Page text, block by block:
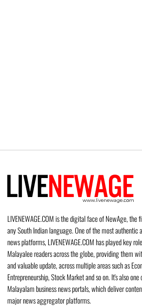
LIVENEWAGE.COM is the digital face of NewAge, the
any South Indian language. One of the most authentic
news platforms, LIVENEWAGE.COM has played key
Malayalee readers across the globe, providing them
and valuable update, across multiple areas such as
Entrepreneurship, Stock Market and so on. It's also
Malayalam business news portals, which deliver
major news aggregator platforms.